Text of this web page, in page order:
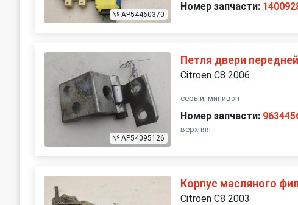
№ AP54460370
Номер запчасти:
№ AP54095126
Петля двери
Citroen C8 2006
серый, минивэн
Номер запчасти:
верхняя
Корпус масляного
Citroen C8 2003